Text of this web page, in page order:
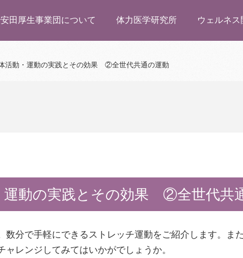
田厚生事業団について 体力医学研究所 ウェルネス
活動・運動の実践とその効果 ②全世代共通の運動
運動の実践とその効果 ②全世代共
数分で手軽にできるストレッチ運動をご紹介します。ま
レンジしてみてはいかがでしょうか。